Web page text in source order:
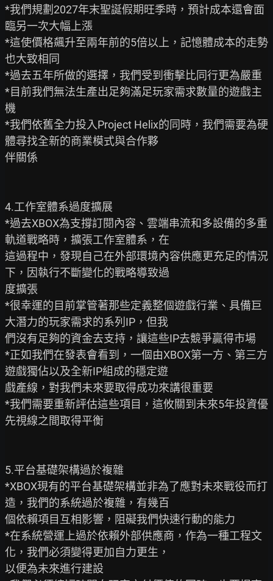
*我們規劃2027年末聖誕假期旺季時，預計成本還會面
臨另一次大幅上漲
*這使價格飆升至兩年前的5倍以上，記憶體成本的走勢
也大致相同
*過去五年所做的選擇，我們受到衝擊比同行更為嚴重
*目前我們無法生產出足夠滿足玩家需求數量的遊戲主
機
*我們依舊全力投入Project Helix的同時，我們需要為硬
體尋找全新的商業模式與合作夥
伴關係
4.工作室體系過度擴展
*過去XBOX為支撐訂閱內容、雲端串流和多設備的多重
軌道戰略時，擴張工作室體系，在
這過程中，發現自己在外部環境內容供應更充足的情況
下，因執行不斷變化的戰略導致過
度擴張
*很幸運的目前掌管著那些定義整個遊戲行業、具備巨
大潛力的玩家需求的系列IP，但我
們沒有足夠的資金去支持，讓這些IP去競爭贏得市場
*正如我們在發表會看到，一個由XBOX第一方、第三方
遊戲獨佔以及全新IP組成的穩定遊
戲產線，對我們未來要取得成功來講很重要
*我們需要重新評估這些項目，這攸關到未來5年投資優
先視線之間取得平衡
5.平台基礎架構過於複雜
*XBOX現有的平台基礎架構並非為了應對未來戰役而打
造，我們的系統過於複雜，有幾百
個依賴項目互相影響，阻礙我們快速行動的能力
*在系統營運上過於依賴外部供應商，作為一種工程文
化，我們必須變得更加自力更生，
以便為未來進行建設